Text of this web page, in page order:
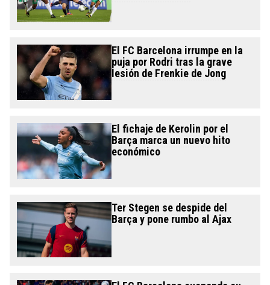
El FC Barcelona irrumpe en la
puja por Rodri tras la grave
lesión de Frenkie de Jong
El fichaje de Kerolin por el
Barça marca un nuevo hito
económico
Ter Stegen se despide del
Barça y pone rumbo al Ajax